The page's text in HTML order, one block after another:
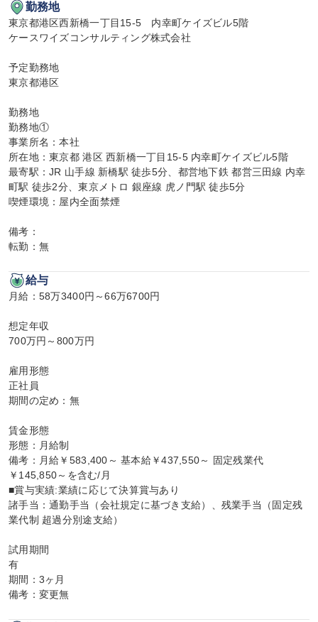
勤務地
東京都港区西新橋一丁目15-5　内幸町ケイズビル5階
ケースワイズコンサルティング株式会社
予定勤務地
東京都港区
勤務地
勤務地①
事業所名：本社
所在地：東京都 港区 西新橋一丁目15-5 内幸町ケイズビル5階
最寄駅：JR 山手線 新橋駅 徒歩5分、都営地下鉄 都営三田線 内幸
町駅 徒歩2分、東京メトロ 銀座線 虎ノ門駅 徒歩5分
喫煙環境：屋内全面禁煙
備考：
転勤：無
給与
月給：58万3400円～66万6700円
想定年収
700万円～800万円
雇用形態
正社員
期間の定め：無
賃金形態
形態：月給制
備考：月給￥583,400～ 基本給￥437,550～ 固定残業代
￥145,850～を含む/月
■賞与実績:業績に応じて決算賞与あり
諸手当：通勤手当（会社規定に基づき支給）、残業手当（固定残
業代制 超過分別途支給）
試用期間
有
期間：3ヶ月
備考：変更無